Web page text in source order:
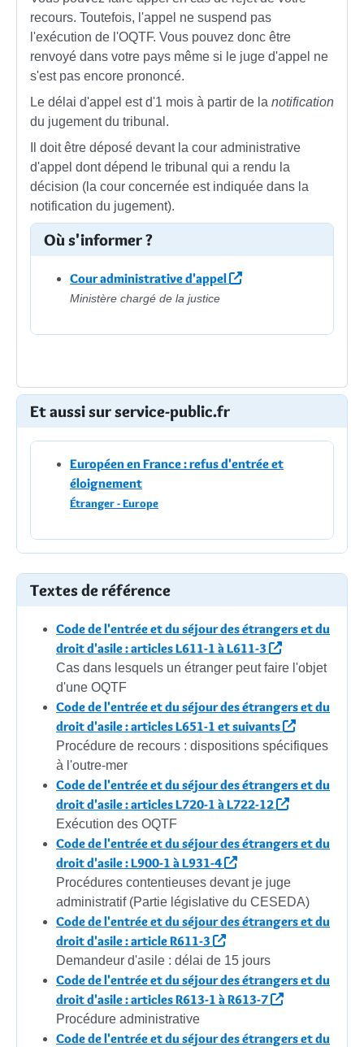
recours. Toutefois, l'appel ne suspend pas
l'exécution de l'OQTF. Vous pouvez donc être
renvoyé dans votre pays même si le juge d'appel ne
s'est pas encore prononcé.
Le délai d'appel est d'1 mois à partir de la notification
du jugement du tribunal.
Il doit être déposé devant la cour administrative
d'appel dont dépend le tribunal qui a rendu la
décision (la cour concernée est indiquée dans la
notification du jugement).
Où s'informer ?
Cour administrative d'appel
Ministère chargé de la justice
Et aussi sur service-public.fr
Européen en France : refus d'entrée et
éloignement
Étranger - Europe
Textes de référence
Code de l'entrée et du séjour des étrangers et du
droit d'asile : articles L611-1 à L611-3
Cas dans lesquels un étranger peut faire l'objet
d'une OQTF
Code de l'entrée et du séjour des étrangers et du
droit d'asile : articles L651-1 et suivants
Procédure de recours : dispositions spécifiques
à l'outre-mer
Code de l'entrée et du séjour des étrangers et du
droit d'asile : articles L720-1 à L722-12
Exécution des OQTF
Code de l'entrée et du séjour des étrangers et du
droit d'asile : L900-1 à L931-4
Procédures contentieuses devant je juge
administratif (Partie législative du CESEDA)
Code de l'entrée et du séjour des étrangers et du
droit d'asile : article R611-3
Demandeur d'asile : délai de 15 jours
Code de l'entrée et du séjour des étrangers et du
droit d'asile : articles R613-1 à R613-7
Procédure administrative
Code de l'entrée et du séjour des étrangers et du